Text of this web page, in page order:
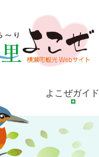
トアル
よこぜガイド